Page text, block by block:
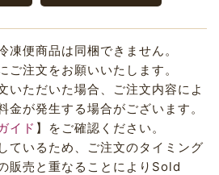
凍便商品は同梱できません。
ご注文をお願いいたします。
いただいた場合、ご注文内容によ
金が発生する場合がございます。
イド 】をご確認ください。
ているため、ご注文のタイミング
販売と重なることによりSold